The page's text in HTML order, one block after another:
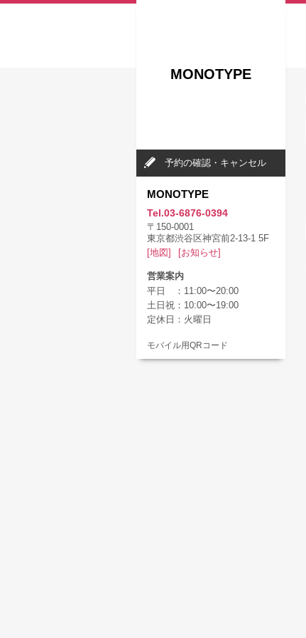
MONOTYPE
予約の確認・キャンセル
MONOTYPE
Tel.03-6876-0394
〒150-0001
東京都渋谷区神宮前2-13-1 5F
[地図]
[お知らせ]
営業案内
平日 ：11:00〜20:00
土日祝：10:00〜19:00
定休日：火曜日
モバイル用QRコード